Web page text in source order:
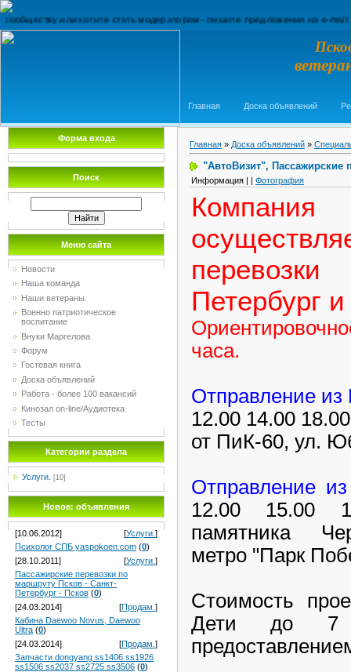
или хотите стать модератором - пишите предложения на e-mail:
Главная Доска объявлений
Форма входа
Поиск
Меню сайта
Новости
Наша команда
Наши ветераны.
Военно патриотическое
воспитание
Внуки Маргелова
Форум
Гостевая книга
Доска объявлений
Работа - более 100 вакансий
Кинозал on-line/Аудиотека
Тесты
Категории раздела
Услуги. [10]
Новое: объявления
[10.06.2012] [Услуги. ]
Психолог СПБ yaspokoen.com (0)
[28.10.2011]
[Услуги. ]
Пассажирские перевозки по
маршруту Псков - Санкт-
Петербург - Псков (0)
[24.03.2014]
[Продам. ]
Кабина Daewoo Novus, Daewoo
Ultra (0)
[24.03.2014]
[Продам. ]
Запчасти dongyang ss1406 ss1926
ss1506 ss2037 ss2725 ss3506 (0)
Главная » Доска объявлений »
"АвтоВизит", Пассажирские
Информация | | Фотография
Петербург
часа.
Отправление из
12.00 14.00 18.00
от ПиК-60, ул.
Отправление
12.00 15.00
памятника
метро "Парк
Стоимость
Дети до 7